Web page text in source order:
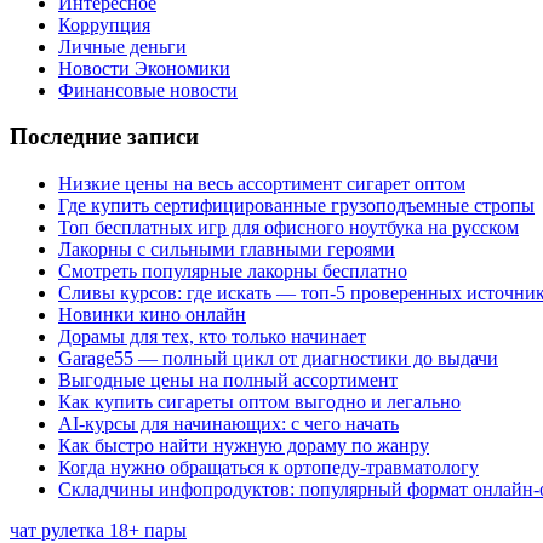
Коррупция
Личные деньги
Новости Экономики
Финансовые новости
Последние записи
Низкие цены на весь ассортимент сигарет оптом
Где купить сертифицированные грузоподъемные стропы
Топ бесплатных игр для офисного ноутбука на русском
Лакорны с сильными главными героями
Смотреть популярные лакорны бесплатно
Сливы курсов: где искать — топ-5 проверенных
Новинки кино онлайн
Дорамы для тех, кто только начинает
Garage55 — полный цикл от диагностики до выдачи
Выгодные цены на полный ассортимент
Как купить сигареты оптом выгодно и легально
AI-курсы для начинающих: с чего начать
Как быстро найти нужную дораму по жанру
Когда нужно обращаться к ортопеду-травматологу
Складчины инфопродуктов: популярный формат онлайн-
чат рулетка 18+ пары